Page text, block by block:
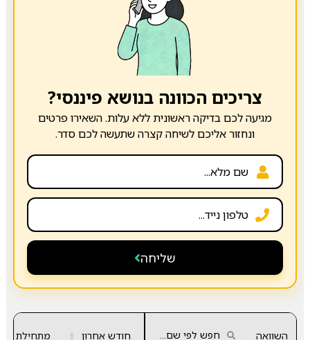
צריכים הכוונה בנושא פיננסי?
מגיעה לכם בדיקה ראשונית ללא עלות. השאירו פרטים
ונחזור אליכם לשיחה קצרה שתעשה לכם סדר.
שליחה
השוואה חודש אחרון ▲
▼ מתחילת